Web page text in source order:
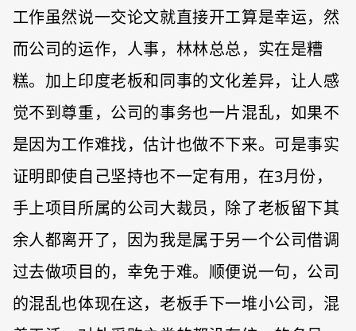
工作虽然说一交论文就直接开工算是幸运，然
而公司的运作，人事，林林总总，实在是糟
糕。加上印度老板和同事的文化差异，让人感
觉不到尊重，公司的事务也一片混乱，如果不
是因为工作难找，估计也做不下来。可是事实
证明即使自己坚持也不一定有用，在3月份，
手上项目所属的公司大裁员，除了老板留下其
余人都离开了，因为我是属于另一个公司借调
过去做项目的，幸免于难。顺便说一句，公司
的混乱也体现在这，老板手下一堆小公司，混